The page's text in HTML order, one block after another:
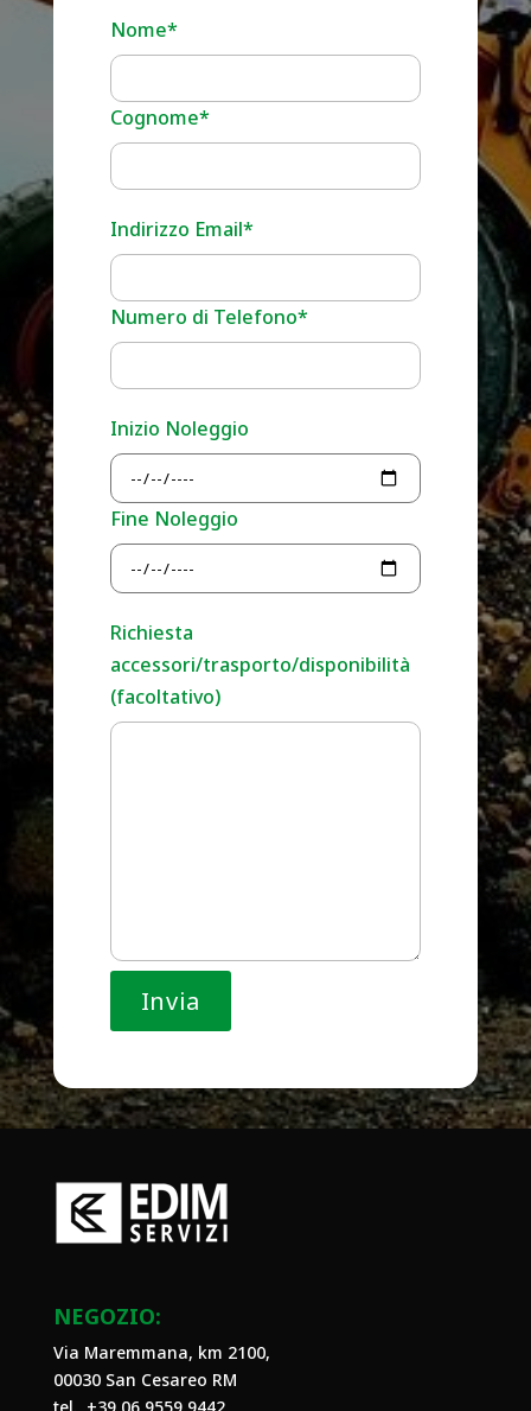
Nome*
Cognome*
Indirizzo Email*
Numero di Telefono*
Inizio Noleggio
Fine Noleggio
Richiesta
accessori/trasporto/disponibilità
(facoltativo)
NEGOZIO:
Via Maremmana, km 2100,
00030 San Cesareo RM
tel. +39 06 9559 9442